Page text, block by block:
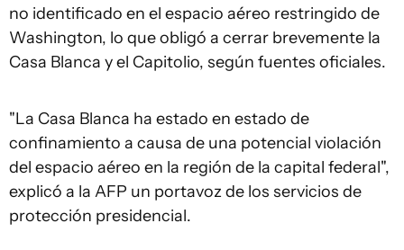
no identificado en el espacio aéreo restringido de
Washington, lo que obligó a cerrar brevemente la
Casa Blanca y el Capitolio, según fuentes oficiales.
"La Casa Blanca ha estado en estado de
confinamiento a causa de una potencial violación
del espacio aéreo en la región de la capital federal",
explicó a la AFP un portavoz de los servicios de
protección presidencial.